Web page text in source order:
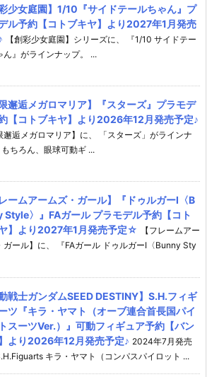
彩少女庭園】1/10『サイドテールちゃん』プ
ル予約【コトブキヤ】より2027年1月発売
【創彩少女庭園】シリーズに、 『1/10 サイドテー
ん』がラインナップ。 ...
限邂逅メガロマリア】『スターズ』プラモデ
【コトブキヤ】より2026年12月発売予定♪
邂逅メガロマリア】に、 「スターズ」がラインナ
もちろん、眼球可動ギ ...
レームアームズ・ガール】『ドゥルガーI〈B
Style〉』FAガール プラモデル予約【コト
】より2027年1月発売予定☆
【フレームアー
ガール】に、 『FAガール ドゥルガーI〈Bunny Sty
動戦士ガンダムSEED DESTINY】S.H.フィギ
ツ『キラ・ヤマト（オーブ連合首長国パイ
スーツVer.）』可動フィギュア予約【バン
より2026年12月発売予定♪ 2024年7月発売
キラ・ヤマト（コンパスパイロット ...